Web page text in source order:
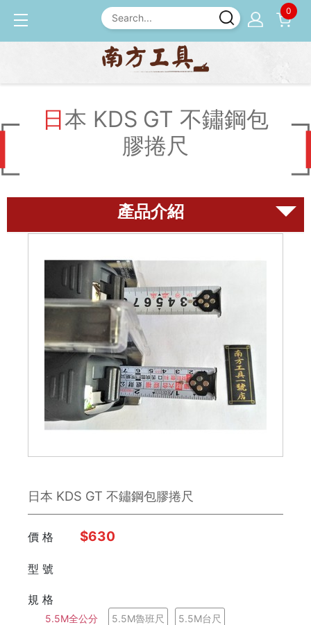
0
日本 KDS GT 不鏽鋼包膠捲
日本 KDS GT 不鏽鋼包
膠捲尺
雕刻刀 / 鑿刀
美工刀 / 刀類
銼刀
手鋸
鉗子
板手
日本 Engineer
FUJIYA富士劍
日本 KDS GT 不鏽鋼包膠捲尺
價 格 $630
型 號
規 格
5.5M全公分 5.5M魯班尺 5.5M台尺